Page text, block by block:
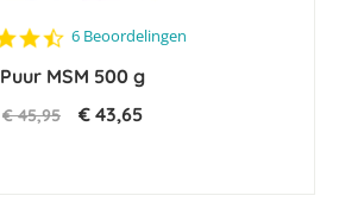
4.3
rating
6 Beoordelingen
Puur MSM 500 g
€ 45,95 € 43,65